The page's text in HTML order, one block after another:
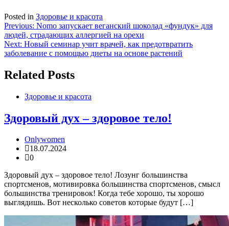
Posted in Здоровье и красота
Навигация
по
записям
Previous: Nomo запускает веганский шоколад «фундук» для
людей, страдающих аллергией на орехи
Next: Новый семинар учит врачей, как предотвратить
заболевание с помощью диеты на основе растений
Related Posts
Здоровье и красота
Здоровый дух – здоровое тело!
Onlywomen
18.07.2024
0
Здоровый дух – здоровое тело! Лозунг большинства
спортсменов, мотивировка большинства спортсменов, смысл
большинства тренировок! Когда тебе хорошо, ты хорошо
выглядишь. Вот несколько советов которые будут […]